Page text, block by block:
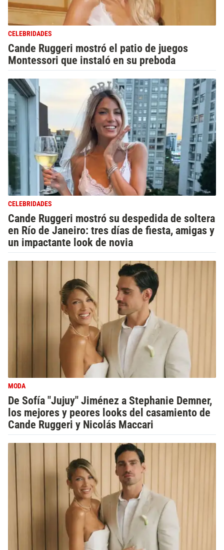
CELEBRIDADES
Cande Ruggeri mostró el patio de juegos
Montessori que instaló en su preboda
CELEBRIDADES
Cande Ruggeri mostró su despedida de soltera
en Río de Janeiro: tres días de fiesta, amigas y
un impactante look de novia
MODA
De Sofía "Jujuy" Jiménez a Stephanie Demner,
los mejores y peores looks del casamiento de
Cande Ruggeri y Nicolás Maccari